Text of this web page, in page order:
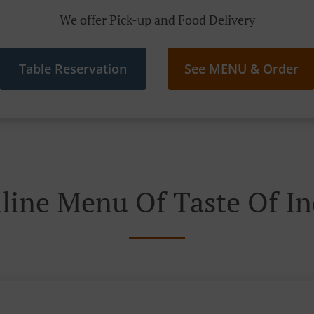
We offer Pick-up and Food Delivery
Table Reservation See MENU & Order
Menu Of Taste Of